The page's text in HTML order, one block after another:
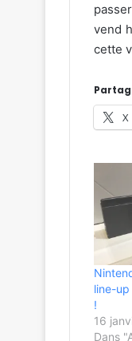
vend
cette
X
line-
!
16
Dans